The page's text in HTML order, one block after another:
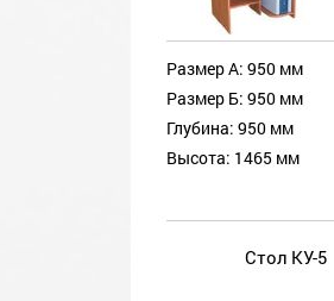
Размер А: 950 мм
Размер Б: 950 мм
Глубина: 950 мм
Высота: 1465 мм
Стол КУ-5